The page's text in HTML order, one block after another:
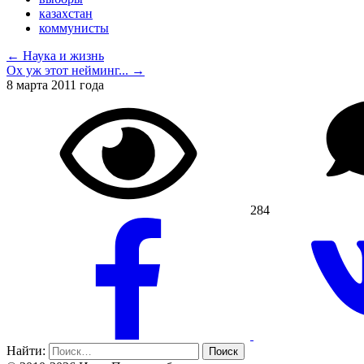
казахстан
коммунисты
← Наука и жизнь
Ох уж этот нейминг... →
8 марта 2011 года
284
Найти: